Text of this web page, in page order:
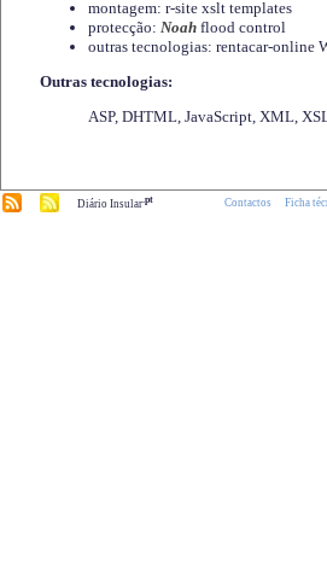
montagem: r-site xslt templates
protecção: Noah flood control
outras tecnologias: rentacar-online
Outras tecnologias:
ASP, DHTML, JavaScript, XML,
Diário Insular.pt Contactos Ficha